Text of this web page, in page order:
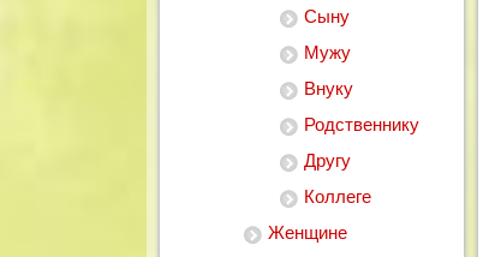
Сыну
Мужу
Внуку
Родственнику
Другу
Коллеге
Женщине